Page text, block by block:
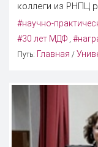
коллеги из РНПЦ
#научно-
#30 лет МДФ ,
Путь: Главная /